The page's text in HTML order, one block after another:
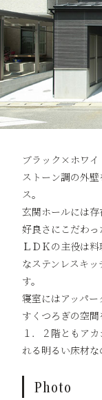
ブラック×ホワイ
ストーン調の外
ス。
玄関ホールには
好良さにこだわっ
ＬＤＫの主役は
なステンレスキ
す。
寝室にはアッパ
すくつろぎの空間
１．２階ともア
れる明るい床材な
Photo